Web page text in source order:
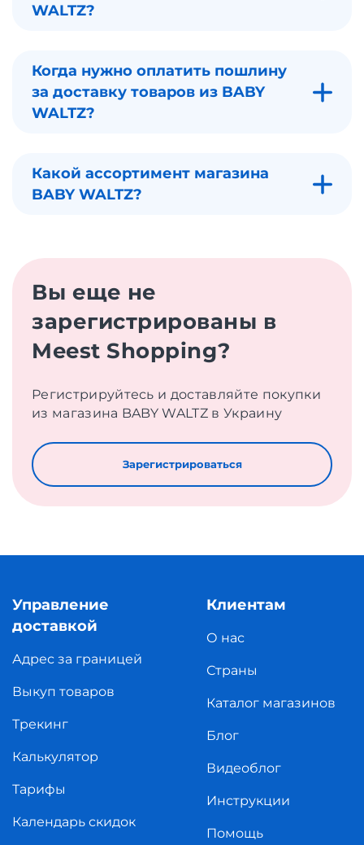
WALTZ?
Когда нужно оплатить пошлину
за доставку товаров из BABY
WALTZ?
Какой ассортимент магазина
BABY WALTZ?
Вы еще не
зарегистрированы в
Meest Shopping?
Регистрируйтесь и доставляйте покупки
из магазина BABY WALTZ в Украину
Зарегистрироваться
Управление
доставкой
Адрес за границей
Выкуп товаров
Трекинг
Калькулятор
Тарифы
Календарь скидок
Клиентам
О нас
Страны
Каталог магазинов
Блог
Видеоблог
Инструкции
Помощь